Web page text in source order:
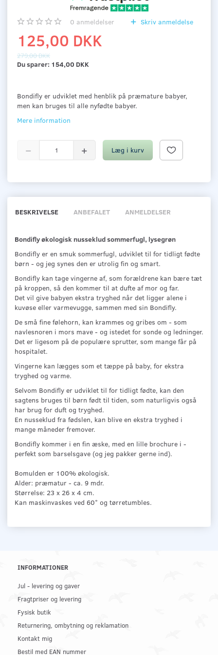
0 anmeldelser Skriv anmeldelse
125,00 DKK
279,00 DKK
Du sparer: 154,00 DKK
Bondifly er udviklet med henblik på præmature babyer,
men kan bruges til alle nyfødte babyer.
Mere information
Læg i kurv
BESKRIVELSE ANBEFALET ANMELDELSER
Bondifly økologisk nusseklud sommerfugl, lysegrøn
Bondifly er en smuk sommerfugl, udviklet til for tidligt fødte
børn - og jeg synes den er utrolig fin og smart.
Bondifly kan tage vingerne af, som forældrene kan bære tæt
på kroppen, så den kommer til at dufte af mor og far.
Det vil give babyen ekstra tryghed når det ligger alene i
kuvøse eller varmevugge, sammen med sin Bondifly.
De små fine følehorn, kan krammes og gribes om - som
navlesnoren i mors mave - og istedet for sonde og ledninger.
Det er ligesom på de populære sprutter, som mange får på
hospitalet.
Vingerne kan lægges som et tæppe på baby, for ekstra
tryghed og varme.
Selvom Bondifly er udviklet til for tidligt fødte, kan den
sagtens bruges til børn født til tiden, som naturligvis også
har brug for duft og tryghed.
En nusseklud fra fødslen, kan blive en ekstra tryghed i
mange måneder fremover.
Bondifly kommer i en fin æske, med en lille brochure i -
perfekt som barselsgave (og jeg pakker gerne ind).
Bomulden er 100% økologisk.
Alder: præmatur - ca. 9 mdr.
Størrelse: 23 x 26 x 4 cm.
Kan maskinvaskes ved 60° og tørretumbles.
INFORMATIONER
Jul - levering og gaver
Fragtpriser og levering
Fysisk butik
Returnering, ombytning og reklamation
Kontakt mig
Bestil med EAN nummer